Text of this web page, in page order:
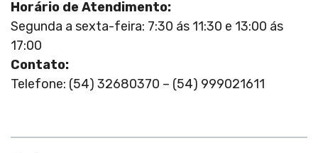
Horário de Atendimento:
Segunda a sexta-feira: 7:30 ás 11:30 e 13:00 ás
17:00
Contato:
Telefone: (54) 32680370 – (54) 999021611